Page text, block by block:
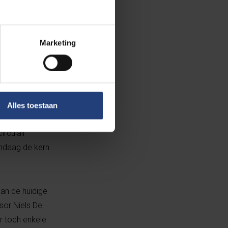
Marketing
Alles toestaan
heel blij
te zijn.
eenvoudige,
de kern
de huidige
Niels De
toch enkele